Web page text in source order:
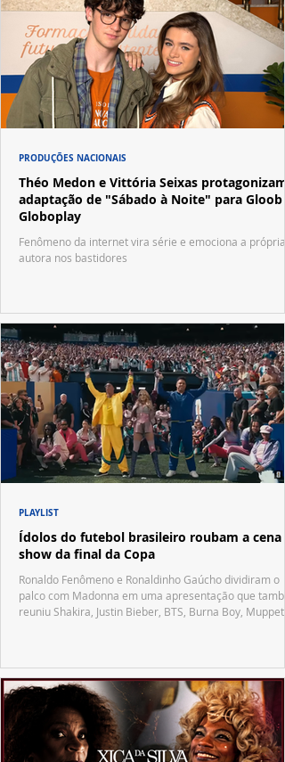
Théo Medon e Vittória Seixas protagonizam
adaptação de "Sábado à Noite" para Gloob e
Globoplay
Fenômeno da internet vira série e emociona a própria
autora nos bastidores
PRODUÇÕES NACIONAIS
Ídolos do futebol brasileiro roubam a cena
show da final da Copa
Ronaldo Fenômeno e Ronaldinho Gaúcho dividiram o
palco com Madonna em uma apresentação que
reuniu Shakira, Justin Bieber, BTS, Burna Boy, Muppets,
PLAYLIST